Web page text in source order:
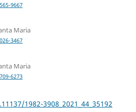
9667
Maria
3467
Maria
6273
1982-3908_2021_44_35192